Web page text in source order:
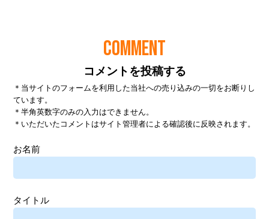
COMMENT
コメントを投稿する
＊当サイトのフォームを利用した当社への売り込みの一切をお断りし
ています。
＊半角英数字のみの入力はできません。
＊いただいたコメントはサイト管理者による確認後に反映されます。
お名前
タイトル